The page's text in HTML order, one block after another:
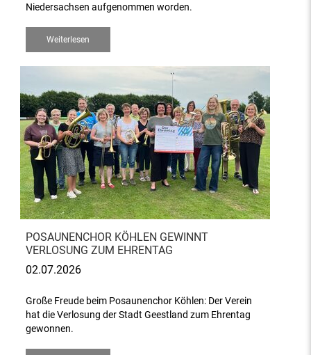
Niedersachsen aufgenommen worden.
Weiterlesen
POSAUNENCHOR KÖHLEN GEWINNT
VERLOSUNG ZUM EHRENTAG
02.07.2026
Große Freude beim Posaunenchor Köhlen: Der Verein
hat die Verlosung der Stadt Geestland zum Ehrentag
gewonnen.